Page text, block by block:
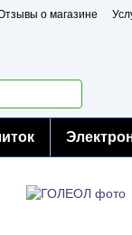
о магазине